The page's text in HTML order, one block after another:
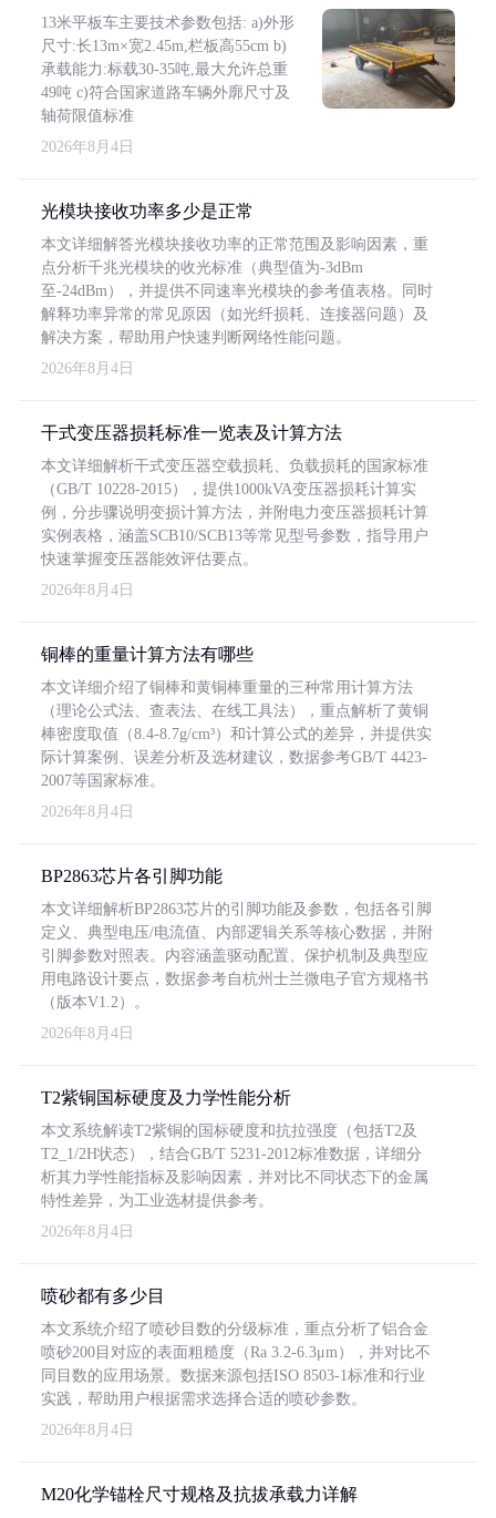
13米平板车主要技术参数包括: a)外形
尺寸:长13m×宽2.45m,栏板高55cm b)
承载能力:标载30-35吨,最大允许总重
49吨 c)符合国家道路车辆外廓尺寸及
轴荷限值标准
2026年8月4日
光模块接收功率多少是正常
本文详细解答光模块接收功率的正常范围及影响因素，重
点分析千兆光模块的收光标准（典型值为-3dBm
至-24dBm），并提供不同速率光模块的参考值表格。同时
解释功率异常的常见原因（如光纤损耗、连接器问题）及
解决方案，帮助用户快速判断网络性能问题。
2026年8月4日
干式变压器损耗标准一览表及计算方法
本文详细解析干式变压器空载损耗、负载损耗的国家标准
（GB/T 10228-2015），提供1000kVA变压器损耗计算实
例，分步骤说明变损计算方法，并附电力变压器损耗计算
实例表格，涵盖SCB10/SCB13等常见型号参数，指导用户
快速掌握变压器能效评估要点。
2026年8月4日
铜棒的重量计算方法有哪些
本文详细介绍了铜棒和黄铜棒重量的三种常用计算方法
（理论公式法、查表法、在线工具法），重点解析了黄铜
棒密度取值（8.4-8.7g/cm³）和计算公式的差异，并提供实
际计算案例、误差分析及选材建议，数据参考GB/T 4423-
2007等国家标准。
2026年8月4日
BP2863芯片各引脚功能
本文详细解析BP2863芯片的引脚功能及参数，包括各引脚
定义、典型电压/电流值、内部逻辑关系等核心数据，并附
引脚参数对照表。内容涵盖驱动配置、保护机制及典型应
用电路设计要点，数据参考自杭州士兰微电子官方规格书
（版本V1.2）。
2026年8月4日
T2紫铜国标硬度及力学性能分析
本文系统解读T2紫铜的国标硬度和抗拉强度（包括T2及
T2_1/2H状态），结合GB/T 5231-2012标准数据，详细分
析其力学性能指标及影响因素，并对比不同状态下的金属
特性差异，为工业选材提供参考。
2026年8月4日
喷砂都有多少目
本文系统介绍了喷砂目数的分级标准，重点分析了铝合金
喷砂200目对应的表面粗糙度（Ra 3.2-6.3μm），并对比不
同目数的应用场景。数据来源包括ISO 8503-1标准和行业
实践，帮助用户根据需求选择合适的喷砂参数。
2026年8月4日
M20化学锚栓尺寸规格及抗拔承载力详解